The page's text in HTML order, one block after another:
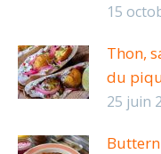
15
Thon,
du
25 juin